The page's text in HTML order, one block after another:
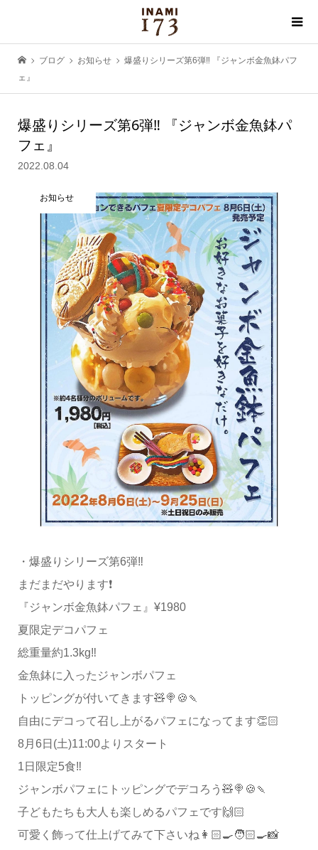
ブログ お知らせ
爆盛りシリーズ第6弾‼️ 『ジャンボ金魚鉢パフ
ェ』
爆盛りシリーズ第6弾‼️ 『ジャンボ金魚鉢パ
フェ』
2022.08.04
お知らせ
・爆盛りシリーズ第6弾‼️
まだまだやります❗️
『ジャンボ金魚鉢パフェ』¥1980
夏限定デコパフェ
総重量約1.3kg‼️
金魚鉢に入ったジャンボパフェ
トッピングが付いてきます🧸🍭🍪🍡
自由にデコって召し上がるパフェになってます👏🏻
8月6日(土)11:00よりスタート
1日限定5食‼️
ジャンボパフェにトッピングでデコろう🧸🍭🍪🍡
子どもたちも大人も楽しめるパフェです🙌🏻
可愛く飾って仕上げてみて下さいね👩🏻‍🍳🧑🏻‍🍳📸